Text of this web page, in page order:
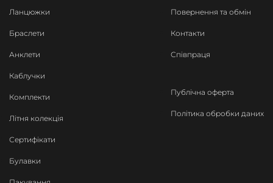
Ланцюжки
Браслети
Анклети
Каблучки
Комплекти
Літня колекція
Сертифікати
Булавки
Повернення та обмін
Контакти
Співпраця
Публічна оферта
Політика обробки даних